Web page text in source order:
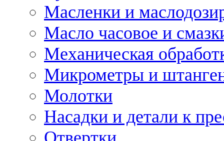
Масленки и
Масло часовое и
Механическая
Микрометры и
Молотки
Насадки и детали к